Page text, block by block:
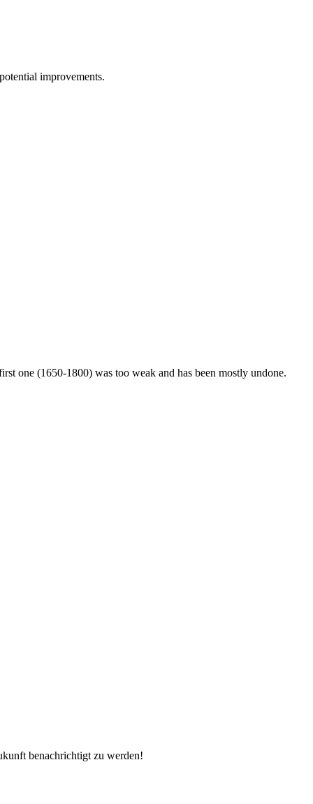
improvements.
one (1650-1800) was too weak and has been mostly undone.
benachrichtigt zu werden!